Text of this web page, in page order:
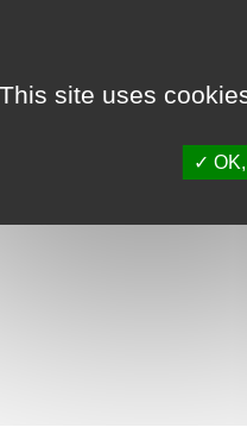
This site uses
de transport
dans l'espace
dans l'espace